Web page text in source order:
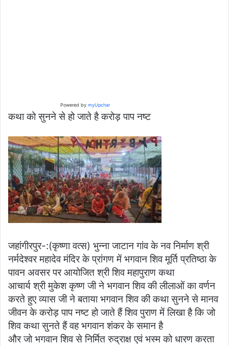
Powered bymyUpchar
कथा को सुनने से हो जाते है करोड़ पाप नष्ट
जहांगीरपुर-:(कृष्णा वत्स) भुन्ना जाटान गांव के नव निर्माण श्री
नर्मदेश्वर महादेव मंदिर के प्रांगण में भगवान शिव मूर्ति प्रतिष्ठा के
पावन अवसर पर आयोजित श्री शिव महापुराण कथा
आचार्य श्री मुकेश कृष्ण जी ने भगवान शिव की लीलाओं का वर्णन
करते हुए व्यास जी ने बताया भगवान शिव की कथा सुनने से मानव
जीवन के करोड़ पाप नष्ट हो जाते हैं शिव पुराण में लिखा है कि जो
शिव कथा सुनते हैं वह भगवान शंकर के समान है
और जो भगवान शिव से निर्मित रुद्राक्ष एवं भस्म को धारण करता